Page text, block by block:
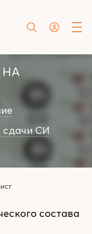
НА
сдачи СИ
состава